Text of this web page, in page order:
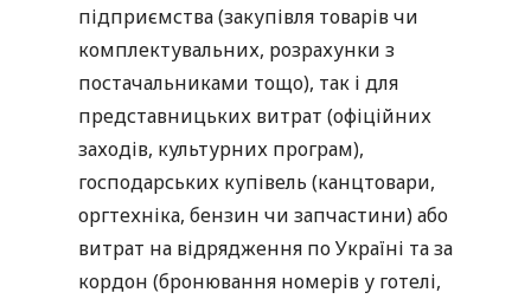
підприємства (закупівля товарів чи
комплектувальних, розрахунки з
постачальниками тощо), так і для
представницьких витрат (офіційних
заходів, культурних програм),
господарських купівель (канцтовари,
оргтехніка, бензин чи запчастини) або
витрат на відрядження по Україні та за
кордон (бронювання номерів у готелі,